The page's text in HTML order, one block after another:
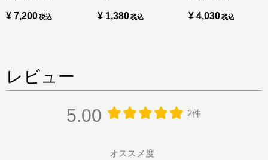
¥ 7,200 ¥ 1,380 ¥ 4,030
レビュー
5.00 2件
オススメ度